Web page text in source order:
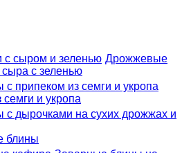
Дрожжевые
с зеленью
и укропа
блины